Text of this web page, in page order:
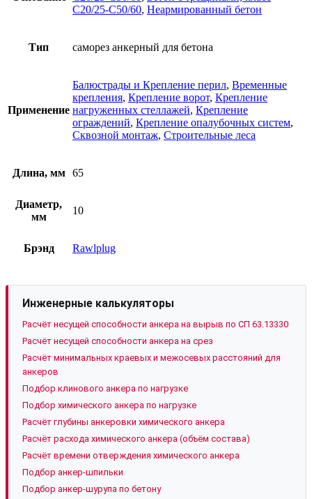
C20/25-C50/60, Неармированный бетон
Тип саморез анкерный для бетона
Применение
Балюстрады и Крепление перил, Временные
крепления, Крепление ворот, Крепление
нагруженных стеллажей, Крепление
ограждений, Крепление опалубочных систем,
Сквозной монтаж, Строительные леса
Длина, мм 65
Диаметр,
мм
10
Брэнд Rawlplug
Инженерные калькуляторы
Расчёт несущей способности анкера на вырыв по СП 63.13330
Расчёт несущей способности анкера на срез
Расчёт минимальных краевых и межосевых расстояний для
анкеров
Подбор клинового анкера по нагрузке
Подбор химического анкера по нагрузке
Расчёт глубины анкеровки химического анкера
Расчёт расхода химического анкера (объём состава)
Расчёт времени отверждения химического анкера
Подбор анкер-шпильки
Подбор анкер-шурупа по бетону